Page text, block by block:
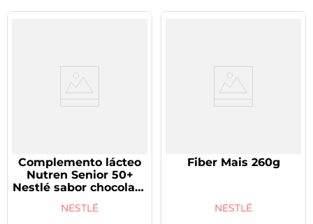
Complemento lácteo
Nutren Senior 50+
Nestlé sabor chocolate
NESTLÉ
Fiber Mais 260g
NESTLÉ